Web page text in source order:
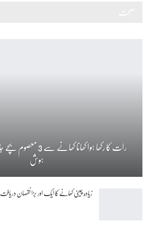
ہوش
زیادہ چینی کھانے کا ایک اور بڑا نقصان دریافت